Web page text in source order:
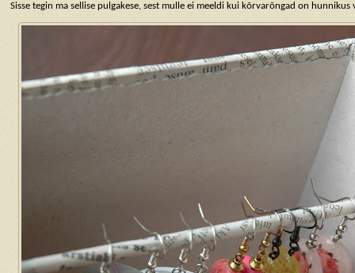
Sisse tegin ma sellise pulgakese, sest mulle ei meeldi kui kõrvarõngad on hunnikus